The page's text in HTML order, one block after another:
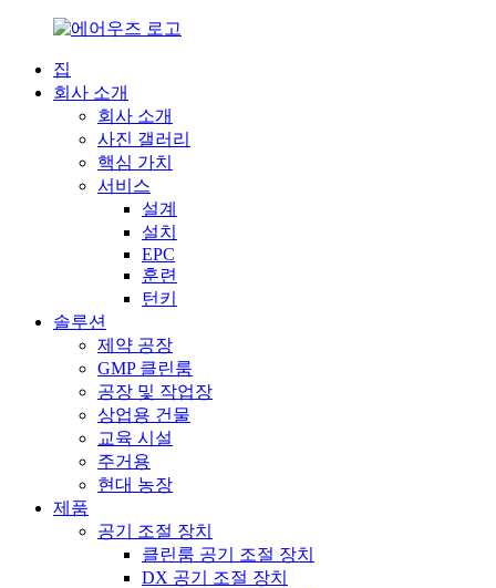
집
회사 소개
회사 소개
사진 갤러리
핵심 가치
서비스
설계
설치
EPC
훈련
턴키
솔루션
제약 공장
GMP 클린룸
공장 및 작업장
상업용 건물
교육 시설
주거용
현대 농장
제품
공기 조절 장치
클린룸 공기 조절 장치
DX 공기 조절 장치